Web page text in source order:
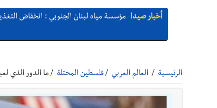
أخبار صيدا مؤسسة مياه لبنان الجنوبي : انخفاض
أخبار صيدا مرفأ صيدا.. إمكانيات كبيرة وعائدات
الرئيسية / العالم العربي /فلسطين المحتلة / ما الدور الذي